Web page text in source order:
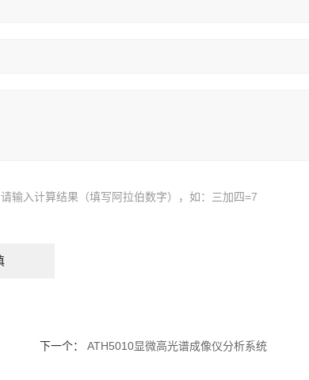
请输入计算结果（填写阿拉伯数字），如：三加四=7
下一个： ATH5010显微高光谱成像仪分析系统